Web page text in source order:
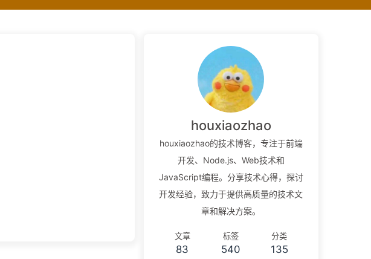
houxiaozhao
houxiaozhao的技术博客，专注于前端
开发、Node.js、Web技术和
JavaScript编程。分享技术心得，探讨
开发经验，致力于提供高质量的技术文
章和解决方案。
文章
83
标签
540
分类
135